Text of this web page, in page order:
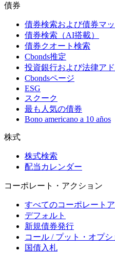
債券
債券検索および債券マ
債券検索（AI搭載）
債券クオート検索
Cbonds推定
投資銀行および法律ア
Cbondsページ
ESG
スクーク
最も人気の債券
Bono americano a 10 años
株式
株式検索
配当カレンダー
コーポレート・アクション
すべてのコーポレート
デフォルト
新規債券発行
コール / プット・オプシ
国債入札